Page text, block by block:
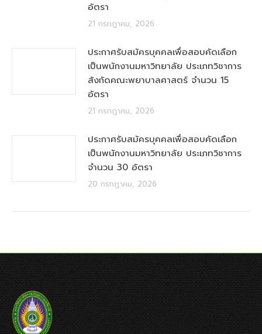
อัตรา
21 กรกฎาคม, 2026
ประกาศรับสมัครบุคคลเพื่อสอบคัดเลือก
เป็นพนักงานมหาวิทยาลัย ประเภทวิชาการ
สังกัดคณะพยาบาลศาสตร์ จำนวน 15
อัตรา
21 กรกฎาคม, 2026
ประกาศรับสมัครบุคคลเพื่อสอบคัดเลือก
เป็นพนักงานมหาวิทยาลัย ประเภทวิชาการ
จำนวน 30 อัตรา
20 กรกฎาคม, 2026